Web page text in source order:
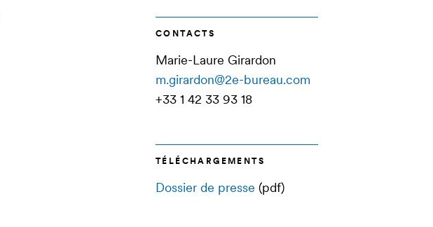
CONTACTS
Marie-Laure Girardon
m.girardon@2e-bureau.com
+33 1 42 33 93 18
TÉLÉCHARGEMENTS
Dossier de presse (pdf)